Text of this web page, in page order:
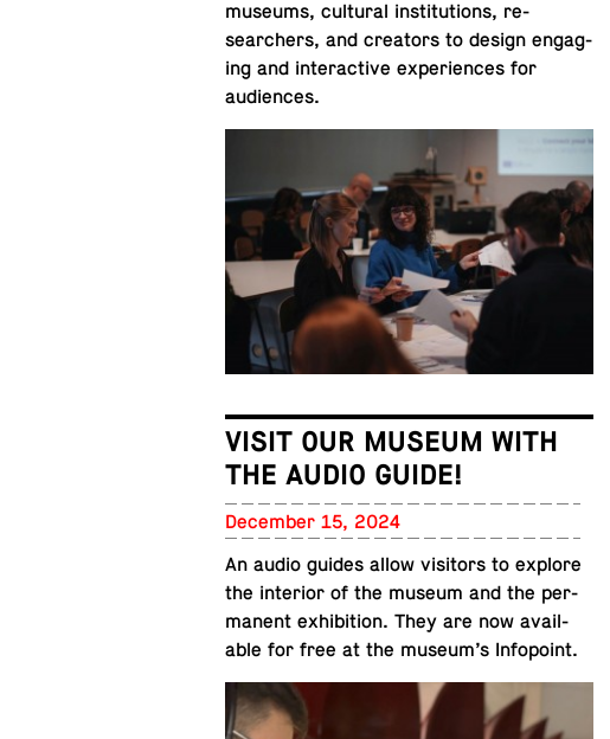
museums, cul­tural in­sti­tu­tions, re­
searchers, and cre­ators to design en­gag­
ing and in­ter­ac­tive ex­pe­ri­ences for
audiences.
VISIT OUR MUSEUM WITH
THE AUDIO GUIDE!
De­cem­ber 15, 2024
An audio guides allow vis­i­tors to explore
the in­te­rior of the museum and the per­
ma­nent ex­hi­bi­tion. They are now avail­
able for free at the museum’s Infopoint.